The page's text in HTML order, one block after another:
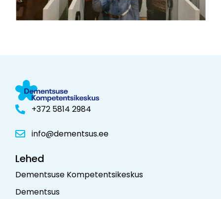
+372 5814 2984
info@dementsus.ee
Lehed
Dementsuse Kompetentsikeskus
Dementsus